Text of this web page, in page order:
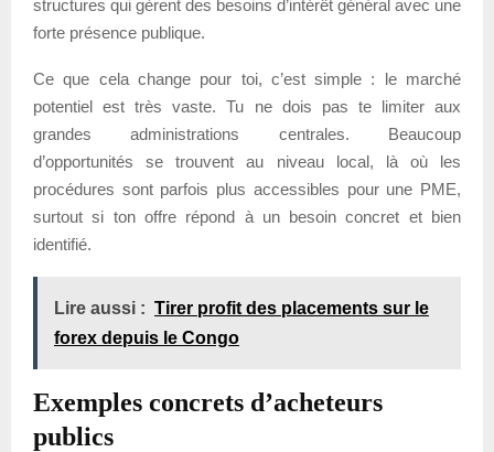
structures qui gèrent des besoins d’intérêt général avec une
forte présence publique.
Ce que cela change pour toi, c’est simple : le marché
potentiel est très vaste. Tu ne dois pas te limiter aux
grandes administrations centrales. Beaucoup
d’opportunités se trouvent au niveau local, là où les
procédures sont parfois plus accessibles pour une PME,
surtout si ton offre répond à un besoin concret et bien
identifié.
Lire aussi : Tirer profit des placements sur le
forex depuis le Congo
Exemples concrets d’acheteurs
publics